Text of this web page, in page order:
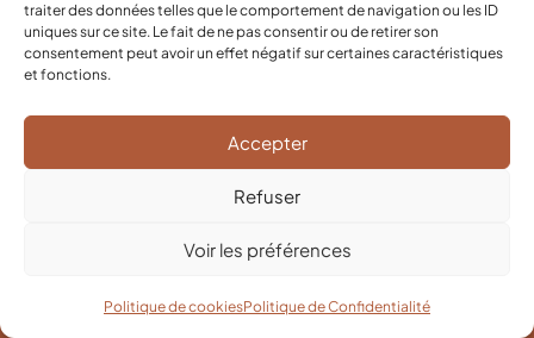
traiter des données telles que le comportement de navigation ou les ID
uniques sur ce site. Le fait de ne pas consentir ou de retirer son
consentement peut avoir un effet négatif sur certaines caractéristiques
et fonctions.
Accepter
Refuser
Voir les préférences
Politique de cookiesPolitique de Confidentialité
Politique de cookies (UE)
Politique de Confidentialité
© 2026 Martine Freyburger